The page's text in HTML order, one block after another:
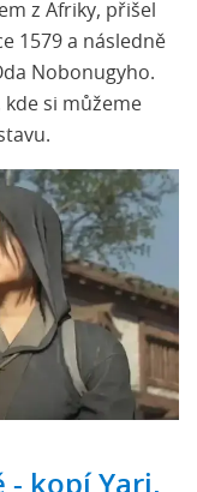
z Afriky, přišel
1579 a následně
Nobonugyho.
kde si můžeme
- kopí Yari,